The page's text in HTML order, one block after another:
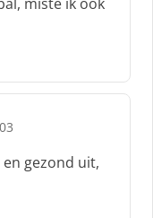
en gezond uit,